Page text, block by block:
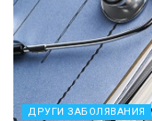
ДРУГИ ЗАБОЛЯВАНИЯ